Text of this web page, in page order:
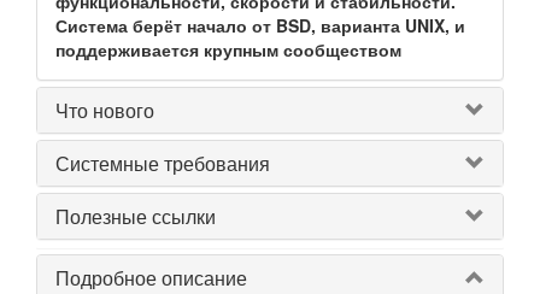
Система берёт начало от BSD, варианта UNIX, и
поддерживается крупным сообществом
Что нового
Системные требования
Полезные ссылки
Подробное описание